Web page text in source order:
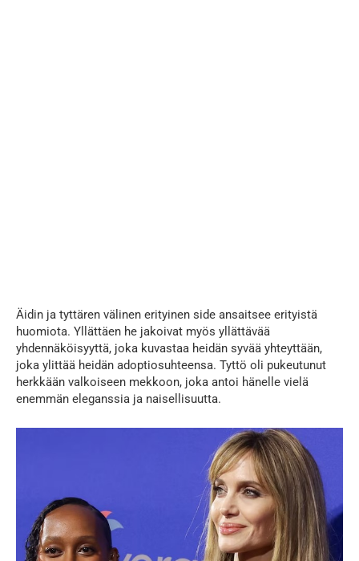
Äidin ja tyttären välinen erityinen side ansaitsee erityistä
huomiota. Yllättäen he jakoivat myös yllättävää
yhdennäköisyyttä, joka kuvastaa heidän syvää yhteyttään,
joka ylittää heidän adoptiosuhteensa. Tyttö oli pukeutunut
herkkään valkoiseen mekkoon, joka antoi hänelle vielä
enemmän eleganssia ja naisellisuutta.